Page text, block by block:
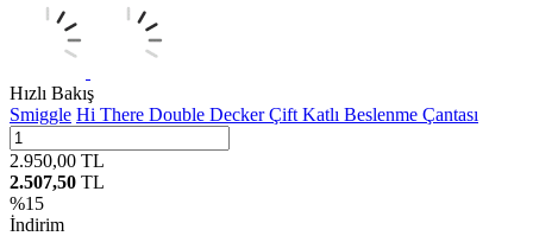
Hızlı Bakış
Smiggle Hi There Double Decker Çift Katlı Beslenme Çantası
2.950,00 TL
2.507,50 TL
%15
İndirim